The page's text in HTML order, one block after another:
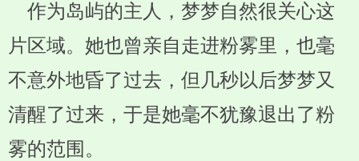
作为岛屿的主人，梦梦自然很关心这
片区域。她也曾亲自走进粉雾里，也毫
不意外地昏了过去，但几秒以后梦梦又
清醒了过来，于是她毫不犹豫退出了粉
雾的范围。